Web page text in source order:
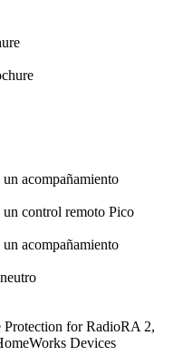
acompañamiento
control remoto Pico
acompañamiento
for RadioRA 2,
Devices